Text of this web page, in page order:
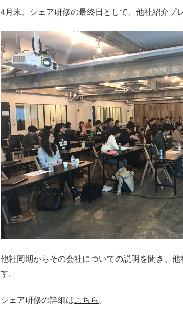
4月末、シェア研修の最終日として、他社紹介プ
他社同期からその会社についての説明を聞き、
す。
シェア研修の詳細はこちら。